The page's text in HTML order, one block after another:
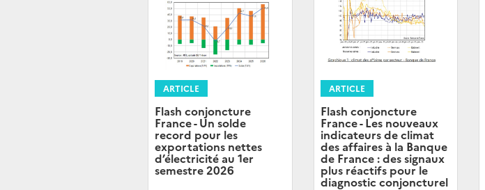
ARTICLE
Flash conjoncture
France - Un solde
record pour les
exportations nettes
d’électricité au 1er
semestre 2026
ARTICLE
Flash conjoncture
France - Les nouveaux
indicateurs de climat
des affaires à la Banque
de France : des signaux
plus réactifs pour le
diagnostic conjoncturel